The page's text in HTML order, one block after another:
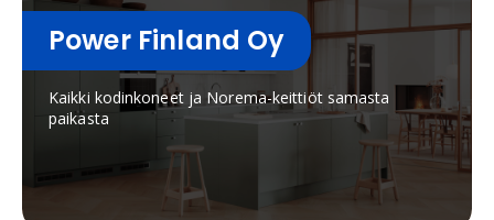
Power Finland Oy
Kaikki kodinkoneet ja Norema-keittiöt samasta
paikasta